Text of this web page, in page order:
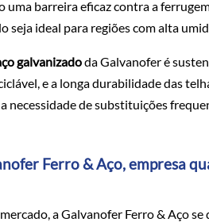
uma barreira eficaz contra a
seja ideal para regiões com alta
galvanizadoda Galvanofer é
e a longa durabilidade das
necessidade de substituições
Ferro & Aço, empresa
a Galvanofer Ferro & Aço